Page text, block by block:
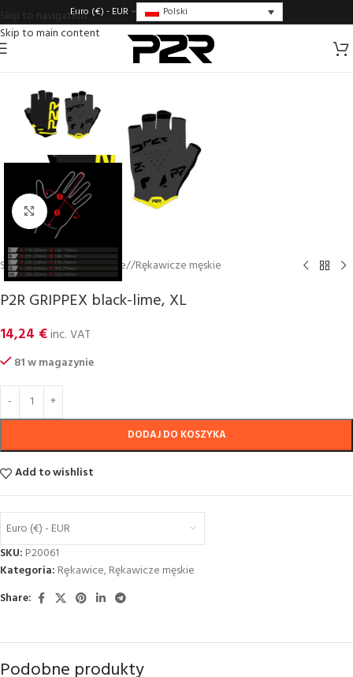
Skip to navigation
Skip to main content
Euro (€) - EUR Polski
Click to enlarge
Strona główna/ Rȩkawice/ Rękawicze męskie
P2R GRIPPEX black-lime, XL
14,24 €inc. VAT
81 w magazynie
DODAJ DO KOSZYKA
Add to wishlist
Euro (€) - EUR
SKU: P20061
Kategoria: Rȩkawice,Rękawicze męskie
Share:
Podobne produkty